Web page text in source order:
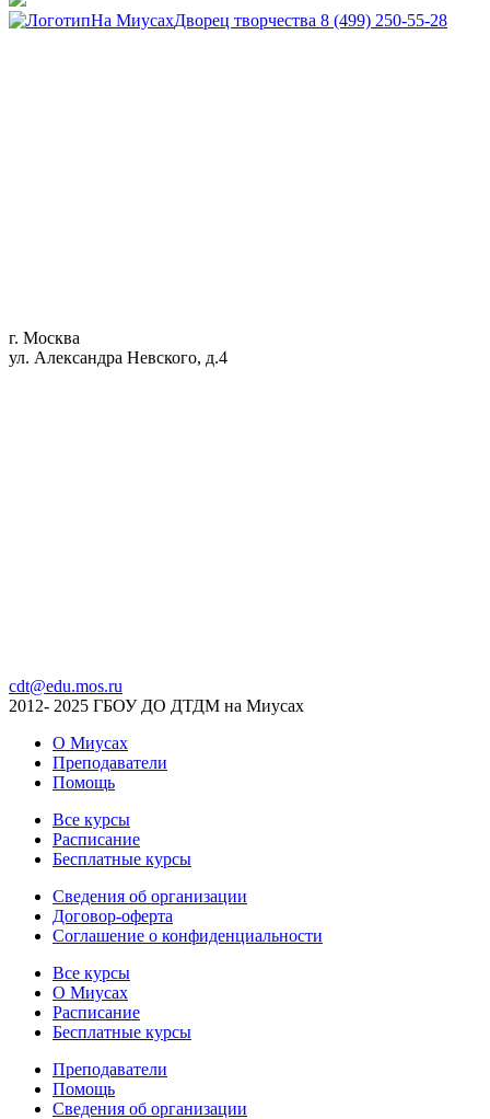
На МиусахДворец творчества 8 (499) 250-55-28
г. Москва
ул. Александра Невского, д.4
cdt@edu.mos.ru
2012- 2025 ГБОУ ДО ДТДМ на Миусах
О Миусах
Преподаватели
Помощь
Все курсы
Расписание
Бесплатные курсы
Сведения об организации
Договор-оферта
Соглашение о конфиденциальности
Все курсы
О Миусах
Расписание
Бесплатные курсы
Преподаватели
Помощь
Сведения об организации